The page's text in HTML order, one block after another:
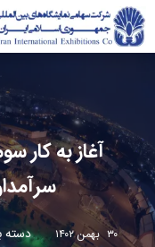
آغاز به کار
۳۰ بهمن ۱۴۰۲ دسته